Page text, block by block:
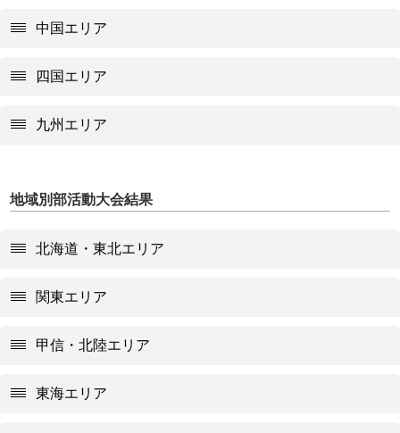
中国エリア
四国エリア
九州エリア
地域別部活動大会結果
北海道・東北エリア
関東エリア
甲信・北陸エリア
東海エリア